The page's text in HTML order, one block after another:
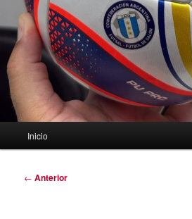
Inicio
Navegación
← Anterior